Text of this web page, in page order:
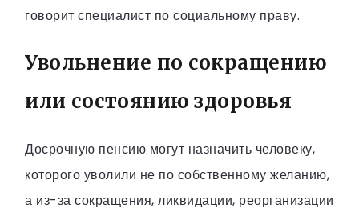
говорит специалист по социальному праву.
Увольнение по сокращению
или состоянию здоровья
Досрочную пенсию могут назначить человеку,
которого уволили не по собственному желанию,
а из-за сокращения, ликвидации, реорганизации